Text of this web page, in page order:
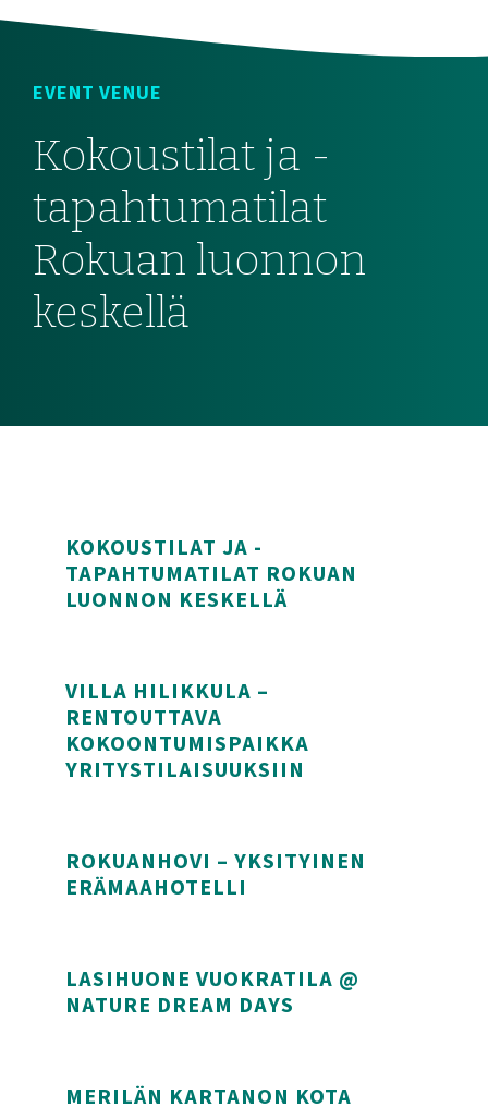
EVENT VENUE
Kokoustilat ja -
tapahtumatilat
Rokuan luonnon
keskellä
KOKOUSTILAT JA -
TAPAHTUMATILAT ROKUAN
LUONNON KESKELLÄ
VILLA HILIKKULA –
RENTOUTTAVA
KOKOONTUMISPAIKKA
YRITYSTILAISUUKSIIN
ROKUANHOVI – YKSITYINEN
ERÄMAAHOTELLI
LASIHUONE VUOKRATILA @
NATURE DREAM DAYS
MERILÄN KARTANON KOTA